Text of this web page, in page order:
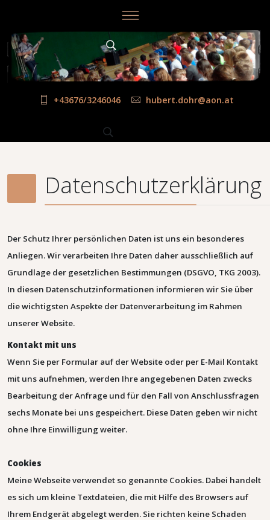
+43676/3246046 hubert.dohr@aon.at
Datenschutzerklärung
Der Schutz Ihrer persönlichen Daten ist uns ein besonderes
Anliegen. Wir verarbeiten Ihre Daten daher ausschließlich auf
Grundlage der gesetzlichen Bestimmungen (DSGVO, TKG 2003).
In diesen Datenschutzinformationen informieren wir Sie über
die wichtigsten Aspekte der Datenverarbeitung im Rahmen
unserer Website.
Kontakt mit uns
Wenn Sie per Formular auf der Website oder per E-Mail Kontakt
mit uns aufnehmen, werden Ihre angegebenen Daten zwecks
Bearbeitung der Anfrage und für den Fall von Anschlussfragen
sechs Monate bei uns gespeichert. Diese Daten geben wir nicht
ohne Ihre Einwilligung weiter.
Cookies
Meine Webseite verwendet so genannte Cookies. Dabei handelt
es sich um kleine Textdateien, die mit Hilfe des Browsers auf
Ihrem Endgerät abgelegt werden. Sie richten keine Schaden